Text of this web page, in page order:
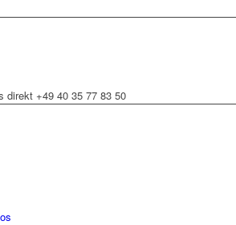
direkt +49 40 35 77 83 50